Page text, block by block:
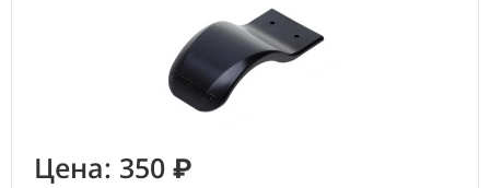
Цена: 350 ₽